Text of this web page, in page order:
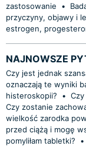
zastosowanie
•
przyczyny, objawy i
estrogen,
NAJNOWSZE
Czy jest jednak
oznaczają te wyniki
histeroskopii?
•
Czy zostanie
wielkość zarodka
przed ciążą i mogę
pomyliłam tabletki?
•